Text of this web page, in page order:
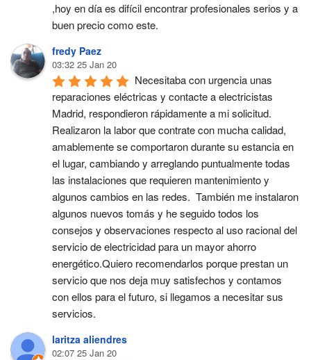
,hoy en día es difícil encontrar profesionales serios y a
buen precio como este.
fredy Paez
03:32 25 Jan 20
Necesitaba con urgencia unas
reparaciones eléctricas y contacte a electricistas
Madrid, respondieron rápidamente a mi solicitud.
Realizaron la labor que contrate con mucha calidad,
amablemente se comportaron durante su estancia en
el lugar, cambiando y arreglando puntualmente todas
las instalaciones que requieren mantenimiento y
algunos cambios en las redes.  También me instalaron
algunos nuevos tomás y he seguido todos los
consejos y observaciones respecto al uso racional del
servicio de electricidad para un mayor ahorro
energético.Quiero recomendarlos porque prestan un
servicio que nos deja muy satisfechos y contamos
con ellos para el futuro, si llegamos a necesitar sus
servicios.
laritza aliendres
02:07 25 Jan 20